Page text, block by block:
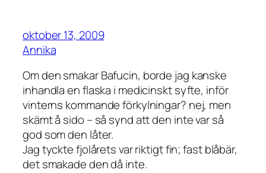
oktober 13, 2009
Annika
Om den smakar Bafucin, borde jag kanske
inhandla en flaska i medicinskt syfte, inför
vinterns kommande förkylningar? nej, men
skämt å sido – så synd att den inte var så
god som den låter.
Jag tyckte fjolårets var riktigt fin; fast blåbär,
det smakade den då inte.